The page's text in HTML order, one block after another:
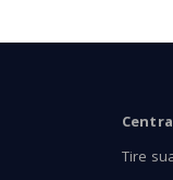
Tire